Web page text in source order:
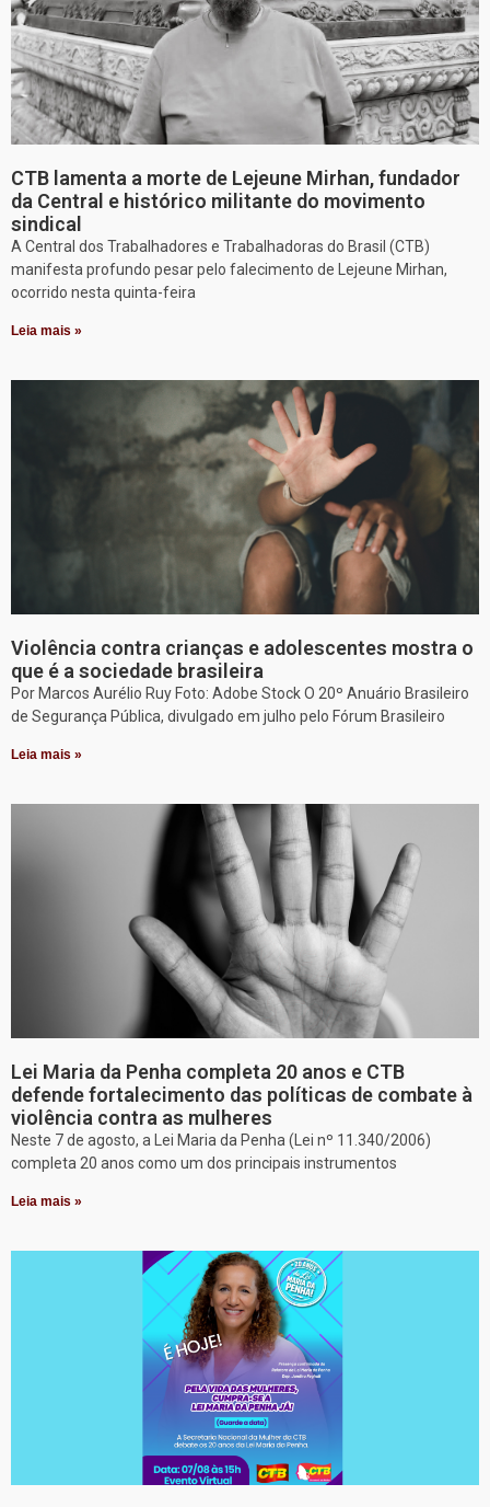
CTB lamenta a morte de Lejeune Mirhan, fundador
da Central e histórico militante do movimento
sindical
A Central dos Trabalhadores e Trabalhadoras do Brasil (CTB)
manifesta profundo pesar pelo falecimento de Lejeune Mirhan,
ocorrido nesta quinta-feira
Leia mais »
Violência contra crianças e adolescentes mostra o
que é a sociedade brasileira
Por Marcos Aurélio Ruy Foto: Adobe Stock O 20º Anuário Brasileiro
de Segurança Pública, divulgado em julho pelo Fórum Brasileiro
Leia mais »
Lei Maria da Penha completa 20 anos e CTB
defende fortalecimento das políticas de combate à
violência contra as mulheres
Neste 7 de agosto, a Lei Maria da Penha (Lei nº 11.340/2006)
completa 20 anos como um dos principais instrumentos
Leia mais »